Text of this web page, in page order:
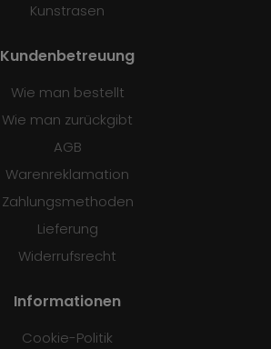
Kunstrasen
Kundenbetreuung
Wie man bestellt
Wie man zurückgibt
AGB
Warenreklamation
Zahlungsmethoden
Lieferung
Widerrufsrecht
Informationen
Cookie-Politik